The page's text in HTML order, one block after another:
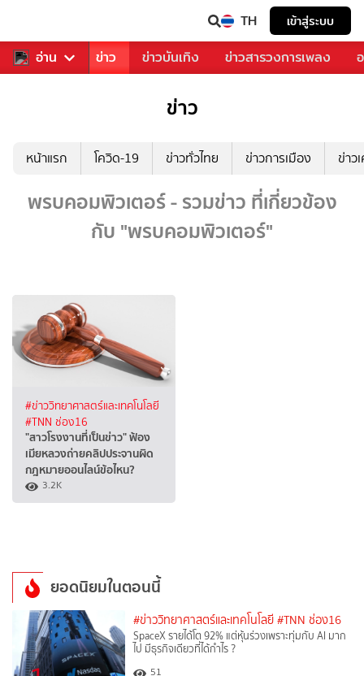
TH เข้าสู่ระบบ
อ่าน
คุณ กีฬา ข่าว ข่าวบันเทิง ข่าวสารวงการเพลง
ข่าว
หน้าแรก โควิด-19 ข่าวทั่วไทย ข่าวการเมือง ข่าว
พรบคอมพิวเตอร์ - รวมข่าว ที่เกี่ยวข้อง
กับ "พรบคอมพิวเตอร์"
#ข่าววิทยาศาสตร์และเทคโนโลยี
#TNN ช่อง16
"สาวโรงงานที่เป็นข่าว" ฟ้อง
เมียหลวงถ่ายคลิปประจานผิด
กฎหมายออนไลน์ข้อไหน?
3.2K
ยอดนิยมในตอนนี้
#ข่าววิทยาศาสตร์และเทคโนโลยี #TNN ช่อง16
SpaceX รายได้โต 92% แต่หุ้นร่วงเพราะทุ่มกับ AI มาก
ไป มีธุรกิจเดียวที่ได้กำไร ?
51